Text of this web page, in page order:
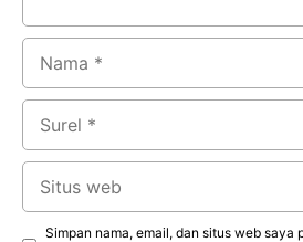
Nama
Surel
Situs
web
Simpan nama, email, dan situs web saya